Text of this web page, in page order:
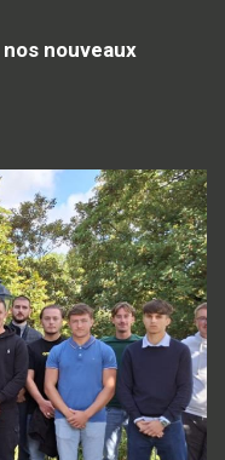
nouveaux